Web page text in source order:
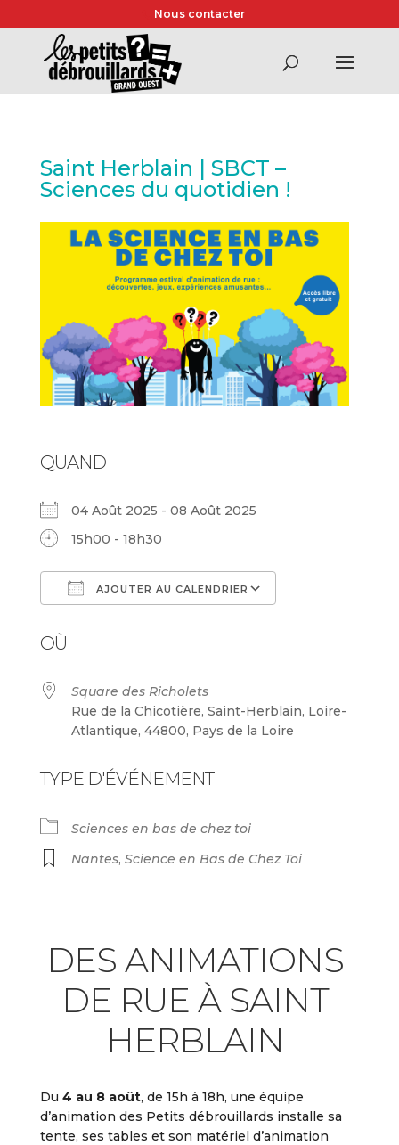
Nous contacter
Saint Herblain | SBCT –
Sciences du quotidien !
QUAND
04 Août 2025 - 08 Août 2025
15h00 - 18h30
AJOUTER AU CALENDRIER
OÙ
Square des Richolets
Rue de la Chicotière, Saint-Herblain, Loire-
Atlantique, 44800, Pays de la Loire
TYPE D'ÉVÉNEMENT
Sciences en bas de chez toi
Nantes, Science en Bas de Chez Toi
DES ANIMATIONS
DE RUE À SAINT
HERBLAIN
Du 4 au 8 août, de 15h à 18h, une équipe
d’animation des Petits débrouillards installe sa
tente, ses tables et son matériel d’animation